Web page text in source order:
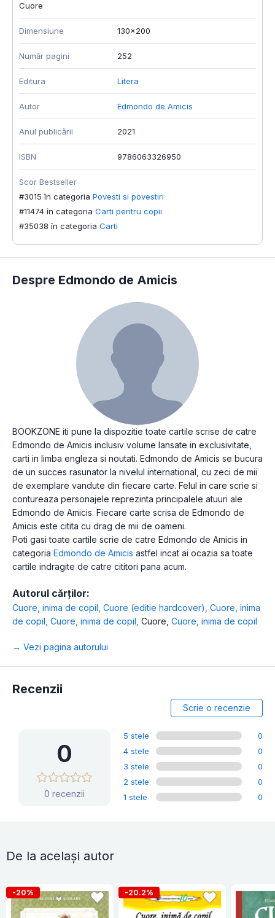
Cuore
Dimensiune 130x200
Număr pagini 252
Editura Litera
Autor Edmondo de Amicis
Anul publicării 2021
ISBN 9786063326950
Scor Bestseller
#3015 în categoria Povesti si povestiri
#11474 în categoria Carti pentru copii
#35038 în categoria Carti
Despre Edmondo de Amicis
BOOKZONE iti pune la dispozitie toate cartile scrise de catre
Edmondo de Amicis inclusiv volume lansate in exclusivitate,
carti in limba engleza si noutati. Edmondo de Amicis se bucura
de un succes rasunator la nivelul international, cu zeci de mii
de exemplare vandute din fiecare carte. Felul in care scrie si
contureaza personajele reprezinta principalele atuuri ale
Edmondo de Amicis. Fiecare carte scrisa de Edmondo de
Amicis este citita cu drag de mii de oameni.
Poti gasi toate cartile scrie de catre Edmondo de Amicis in
categoria Edmondo de Amicis astfel incat ai ocazia sa toate
cartile indragite de catre cititori pana acum.
Autorul cărților:
Cuore, inima de copil , Cuore (editie hardcover), Cuore, inima
de copil , Cuore, inima de copil , Cuore, Cuore, inima de copil
→ Vezi pagina autorului
Recenzii
Scrie o recenzie
0
0 recenzii
5 stele
0
4 stele
0
3 stele
0
2 stele
0
1 stele
0
De la același autor
-20% -20.2%